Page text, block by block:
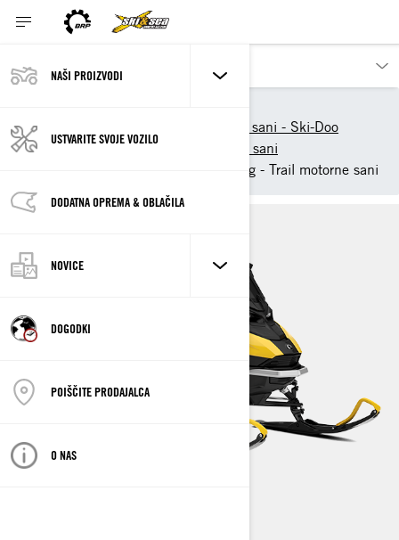
NAŠI PROIZVODI
USTVARITE SVOJE VOZILO
DODATNA OPREMA & OBLAČILA
NOVICE
DOGODKI
POIŠČITE PRODAJALCA
O NAS
Novi 2026 modeli motornih sani - Ski-Doo
2026 Ski-Doo Trail motorne sani
2026 Ski-Doo Grand Touring - Trail motorne sani